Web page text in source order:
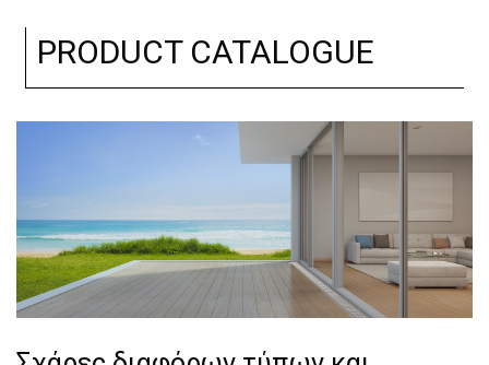
PRODUCT CATALOGUE